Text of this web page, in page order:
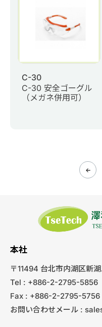
C-30
C-30 安全ゴーグル
（メガネ併用可）
本社
〒11494 台北市内湖区新
Tel : +886-2-2795-5856
Fax : +886-2-2795-5756
お問い合わせメール :